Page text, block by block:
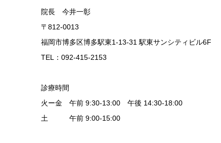
院長 今井一彰
〒812-0013
福岡市博多区博多駅東1-13-31 駅東サンシティビル6F
TEL：092-415-2153
診療時間
火ー金 午前 9:30-13:00 午後 14:30-18:00
土 午前 9:00-15:00